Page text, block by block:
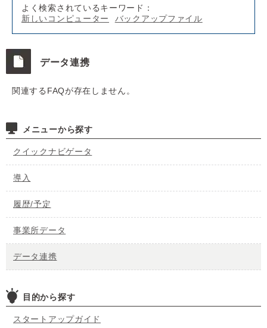
よく検索されているキーワード：
新しいコンピューター
バックアップファイル
データ連携
関連するFAQが存在しません。
メニューから探す
クイックナビゲータ
導入
履歴/予定
事業所データ
データ連携
目的から探す
スタートアップガイド